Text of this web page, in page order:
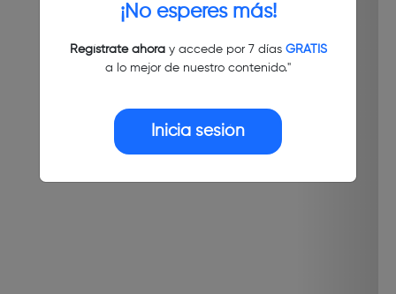
¡No esperes más!
Regístrate ahoray accede por 7 días GRATIS
a lo mejor de nuestro contenido."
Inicia sesión